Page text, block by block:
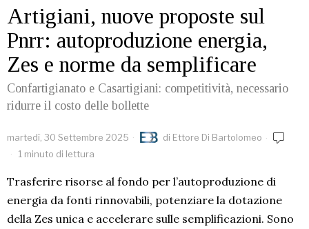
Artigiani, nuove proposte sul
Pnrr: autoproduzione energia,
Zes e norme da semplificare
Confartigianato e Casartigiani: competitività, necessario
ridurre il costo delle bollette
martedì, 30 Settembre 2025 di Ettore Di Bartolomeo
1 minuto di lettura
Trasferire risorse al fondo per l’autoproduzione di
energia da fonti rinnovabili, potenziare la dotazione
della Zes unica e accelerare sulle semplificazioni. Sono